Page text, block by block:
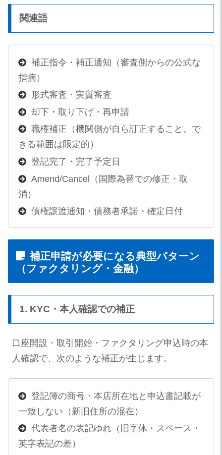
関連語
補正指令・補正通知（審査側からの公式な
指摘）
形式審査・実質審査
却下・取り下げ・再申請
職権補正（機関側が自ら訂正すること。で
きる範囲は限定的）
登記完了・完了予定日
Amend/Cancel（国際為替での修正・取
消）
債権譲渡通知・債務者承諾・確定日付
補正申請が必要になる典型パターン
（ファクタリング・金融）
1. KYC・本人確認での補正
口座開設・取引開始・ファクタリング申込時の本
人確認で、次のような補正が生じます。
登記簿の商号・本店所在地と申込書記載が
一致しない（新旧住所の混在）
代表者名の表記ゆれ（旧字体・スペース・
英字表記の差）